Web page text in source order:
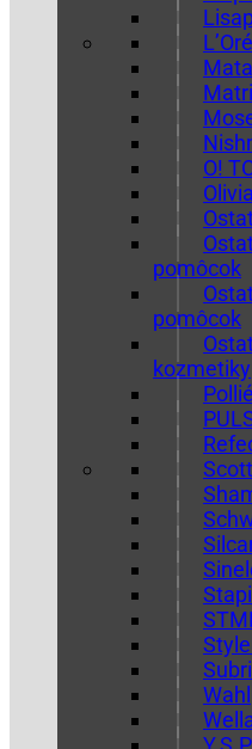
O!
pomôcok
pomôcok
kozmetiky
Pollié
Wahl